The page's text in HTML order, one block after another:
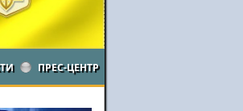
ПРЕС-ЦЕНТР